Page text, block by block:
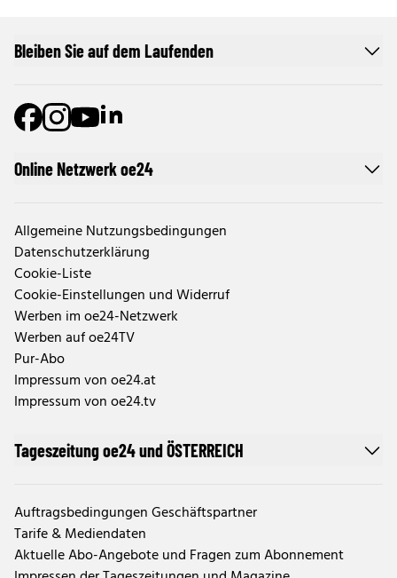
Online Netzwerk oe24
Allgemeine Nutzungsbedingungen
Datenschutzerklärung
Cookie-Liste
Cookie-Einstellungen und Widerruf
Werben im oe24-Netzwerk
Werben auf oe24TV
Pur-Abo
Impressum von oe24.at
Impressum von oe24.tv
Tageszeitung oe24 und ÖSTERREICH
Auftragsbedingungen Geschäftspartner
Tarife & Mediendaten
Aktuelle Abo-Angebote und Fragen zum Abonnement
Bleiben Sie auf dem Laufenden